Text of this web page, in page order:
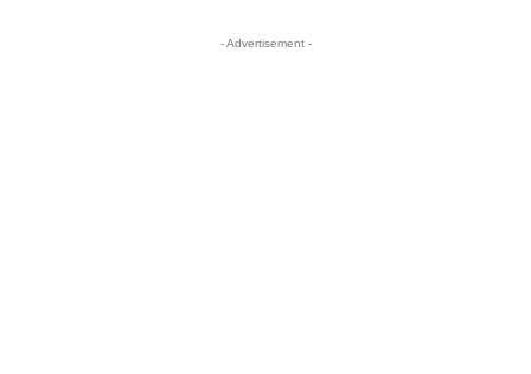
- Advertisement -